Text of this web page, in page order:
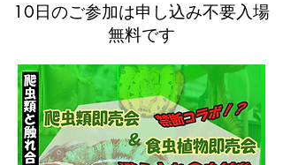
10日のご参加は申し込み不要入場
無料です